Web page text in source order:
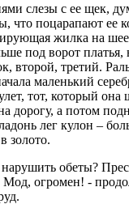
слезы с ее щек,
что поцарапают ее
жилка на
под ворот
второй, третий.
маленький
тот, который
дорогу, а потом
лег кулон –
золото.
обеты?
огромен! -